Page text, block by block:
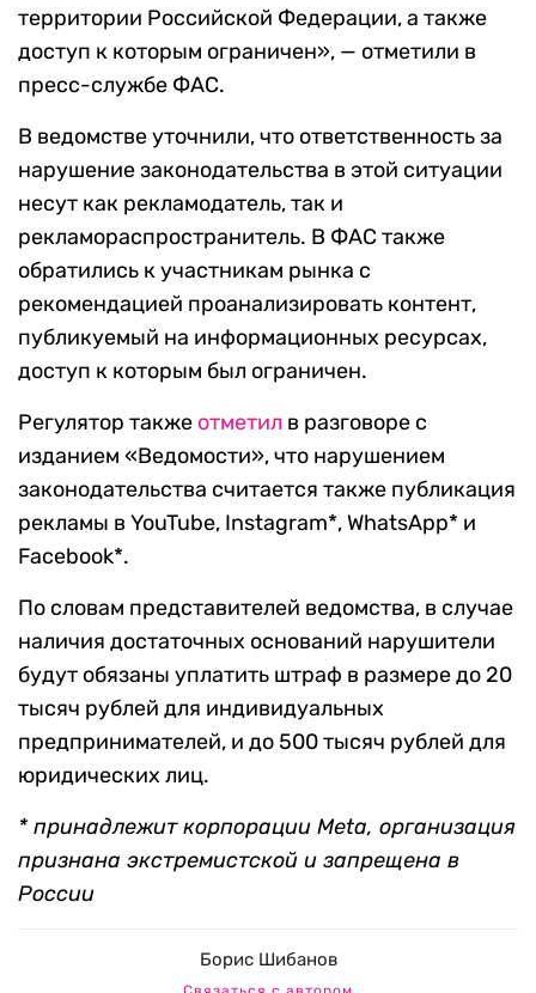
территории Российской Федерации, а также
доступ к которым ограничен», — отметили в
пресс-службе ФАС.
В ведомстве уточнили, что ответственность за
нарушение законодательства в этой ситуации
несут как рекламодатель, так и
рекламораспространитель. В ФАС также
обратились к участникам рынка с
рекомендацией проанализировать контент,
публикуемый на информационных ресурсах,
доступ к которым был ограничен.
Регулятор также отметил в разговоре с
изданием «Ведомости», что нарушением
законодательства считается также публикация
рекламы в YouTube, Instagram*, WhatsApp* и
Facebook*.
По словам представителей ведомства, в случае
наличия достаточных оснований нарушители
будут обязаны уплатить штраф в размере до 20
тысяч рублей для индивидуальных
предпринимателей, и до 500 тысяч рублей для
юридических лиц.
* принадлежит корпорации Meta, организация
признана экстремистской и запрещена в
России
Борис Шибанов